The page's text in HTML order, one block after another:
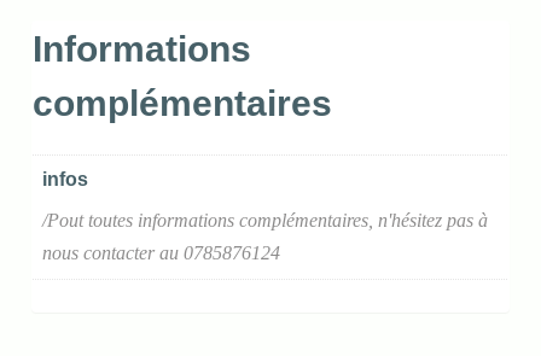
Informations
complémentaires
infos
/Pout toutes informations complémentaires, n'hésitez pas à
nous contacter au 0785876124